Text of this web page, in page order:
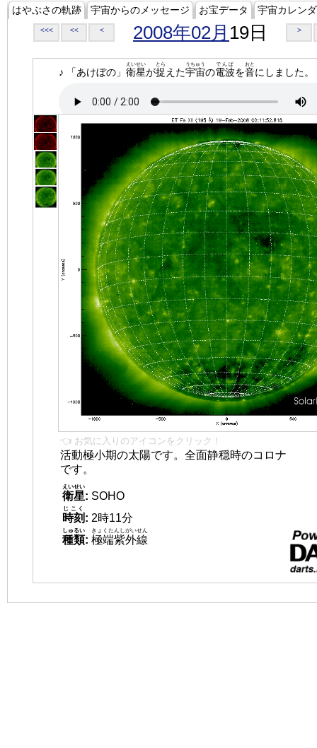
はやぶさの軌跡 宇宙からのメッセージ お宝データ 宇宙カレン
<<< << < 2008年02月 19日 >
♪ 「あけぼの」 衛星
えいせい
が捉
とら
えた宇宙
うちゅう
の電波
でんぱ
を音
おと
にしました。
👈 お気に入りのアイコンをクリック！
活動極小期の太陽です。全面静穏時のコロナ
です。
衛星
えいせい
: SOHO
時刻
じこく
: 2時11分
種類
しゅるい
: 極端紫外線
きょくたんしがいせん